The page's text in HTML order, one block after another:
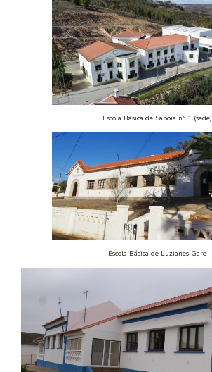
Escola Básica de Saboia n.º 1 (sede)
Escola Básica de Luzianes-Gare